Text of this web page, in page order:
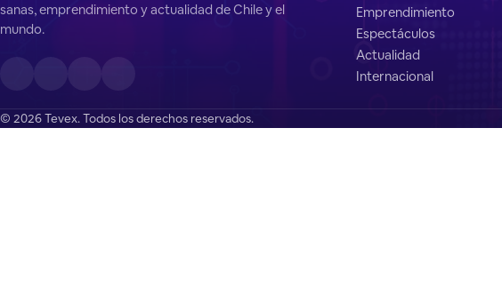
sanas, emprendimiento y actualidad de Chile y el
mundo.
Emprendimiento
Espectáculos
Actualidad
Internacional
© 2026 Tevex. Todos los derechos reservados.